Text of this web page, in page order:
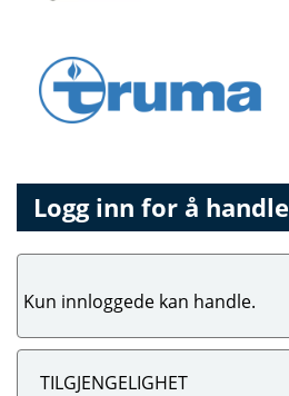
Logg inn for å handle
Kun innloggede kan handle.
TILGJENGELIGHET